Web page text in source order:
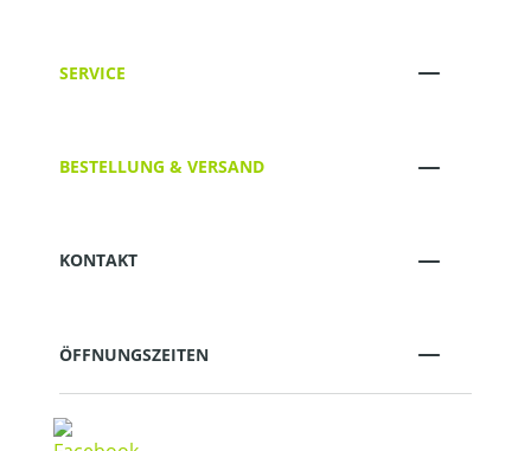
SERVICE
BESTELLUNG & VERSAND
KONTAKT
ÖFFNUNGSZEITEN